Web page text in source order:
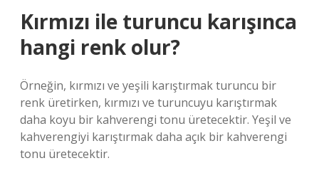
Kırmızı ile turuncu karışınca
hangi renk olur?
Örneğin, kırmızı ve yeşili karıştırmak turuncu bir
renk üretirken, kırmızı ve turuncuyu karıştırmak
daha koyu bir kahverengi tonu üretecektir. Yeşil ve
kahverengiyi karıştırmak daha açık bir kahverengi
tonu üretecektir.